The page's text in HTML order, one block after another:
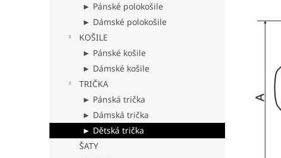
► Pánské polokošile
► Dámské polokošile
KOŠILE
► Pánské košile
► Dámské košile
TRIČKA
► Pánská trička
► Dámská trička
► Dětská trička
ŠATY